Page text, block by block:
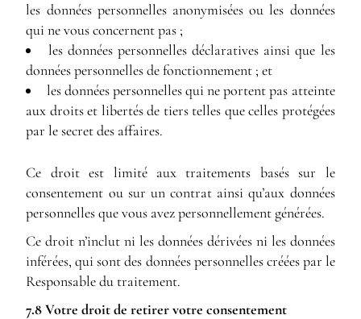
les données personnelles anonymisées ou les données
qui ne vous concernent pas ;
les données personnelles déclaratives ainsi que les
données personnelles de fonctionnement ; et
les données personnelles qui ne portent pas atteinte
aux droits et libertés de tiers telles que celles protégées
par le secret des affaires.
Ce droit est limité aux traitements basés sur le
consentement ou sur un contrat ainsi qu’aux données
personnelles que vous avez personnellement générées.
Ce droit n’inclut ni les données dérivées ni les données
inférées, qui sont des données personnelles créées par le
Responsable du traitement.
7.8 Votre droit de retirer votre consentement